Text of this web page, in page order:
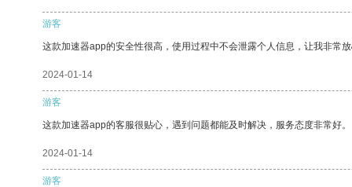
游客
这款加速器app的安全性很高，使用过程中不会泄露个人信息，让我非常
2024-01-14
游客
这款加速器app的客服很贴心，遇到问题都能及时解决，服务态度非常好。
2024-01-14
游客